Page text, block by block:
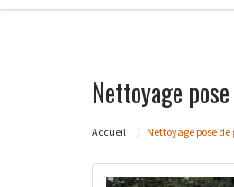
Nettoyage
Accueil Nettoyage pose